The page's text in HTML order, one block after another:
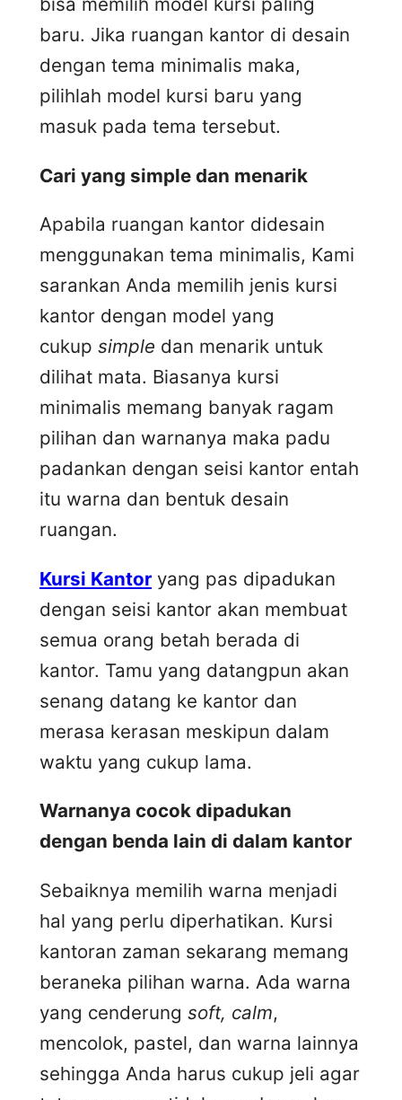
baru. Jika ruangan kantor di desain
dengan tema minimalis maka,
pilihlah model kursi baru yang
masuk pada tema tersebut.
Cari yang simple dan menarik
Apabila ruangan kantor didesain
menggunakan tema minimalis, Kami
sarankan Anda memilih jenis kursi
kantor dengan model yang
cukup simple dan menarik untuk
dilihat mata. Biasanya kursi
minimalis memang banyak ragam
pilihan dan warnanya maka padu
padankan dengan seisi kantor entah
itu warna dan bentuk desain
ruangan.
Kursi Kantor yang pas dipadukan
dengan seisi kantor akan membuat
semua orang betah berada di
kantor. Tamu yang datangpun akan
senang datang ke kantor dan
merasa kerasan meskipun dalam
waktu yang cukup lama.
Warnanya cocok dipadukan
dengan benda lain di dalam kantor
Sebaiknya memilih warna menjadi
hal yang perlu diperhatikan. Kursi
kantoran zaman sekarang memang
beraneka pilihan warna. Ada warna
yang cenderung soft, calm,
mencolok, pastel, dan warna lainnya
sehingga Anda harus cukup jeli agar